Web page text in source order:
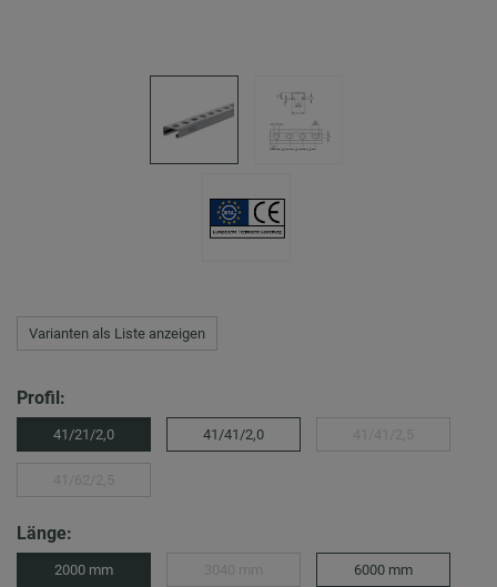
Varianten als Liste anzeigen
Profil:
41/21/2,0 41/41/2,0
Länge:
2000 mm 6000 mm